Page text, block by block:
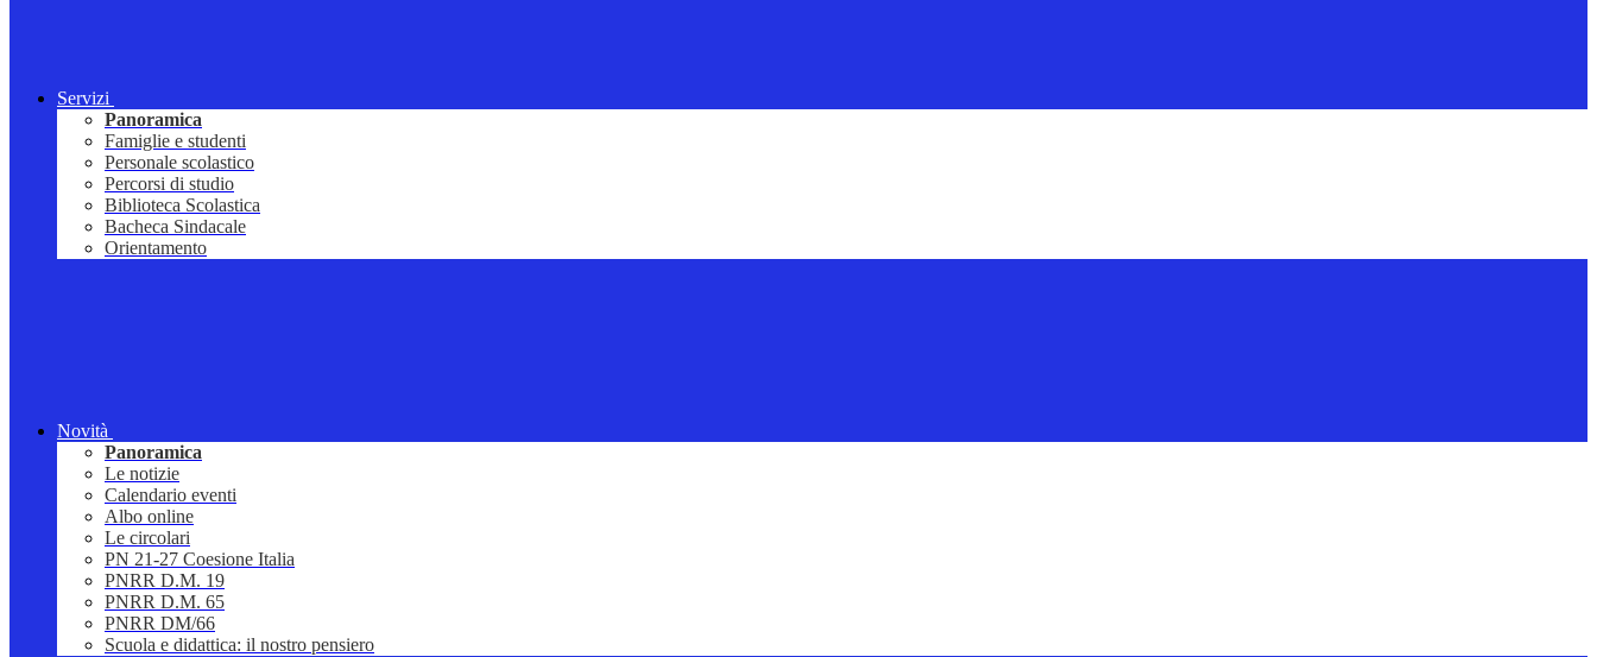
Servizi
Panoramica
Famiglie e studenti
Personale scolastico
Percorsi di studio
Biblioteca Scolastica
Bacheca Sindacale
Orientamento
Novità
Panoramica
Le notizie
Calendario eventi
Albo online
Le circolari
PN 21-27 Coesione Italia
PNRR D.M. 19
PNRR D.M. 65
PNRR DM/66
Scuola e didattica: il nostro pensiero